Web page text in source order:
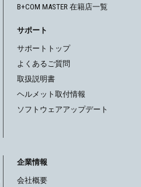
B+COM MASTER 在籍店一覧
サポート
サポートトップ
よくあるご質問
取扱説明書
ヘルメット取付情報
ソフトウェアアップデート
企業情報
会社概要